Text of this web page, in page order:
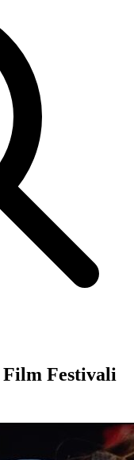
Film Festivali